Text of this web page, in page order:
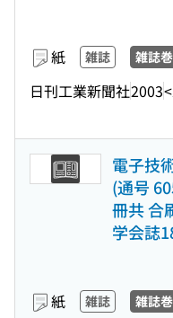
紙 雑誌 雑誌
日刊工業新聞社2003
電子技
(通号
冊共 合
学会誌
紙 雑誌 雑誌